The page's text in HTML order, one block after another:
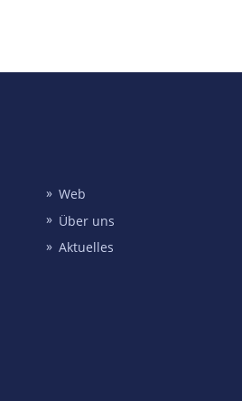
Web
Über uns
Aktuelles